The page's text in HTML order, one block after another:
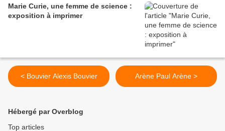
Marie Curie, une femme de science :
exposition à imprimer
< Bouvier Alexis Bouvier Arène Paul Arène >
Hébergé par Overblog
Top articles